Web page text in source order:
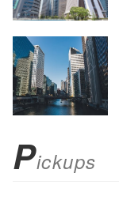
height=450,
menubar=no,
toolbar=no,
scrollbars=yes'
false;"> シェア
Pickups